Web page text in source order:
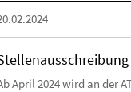
April 2024 wird an der